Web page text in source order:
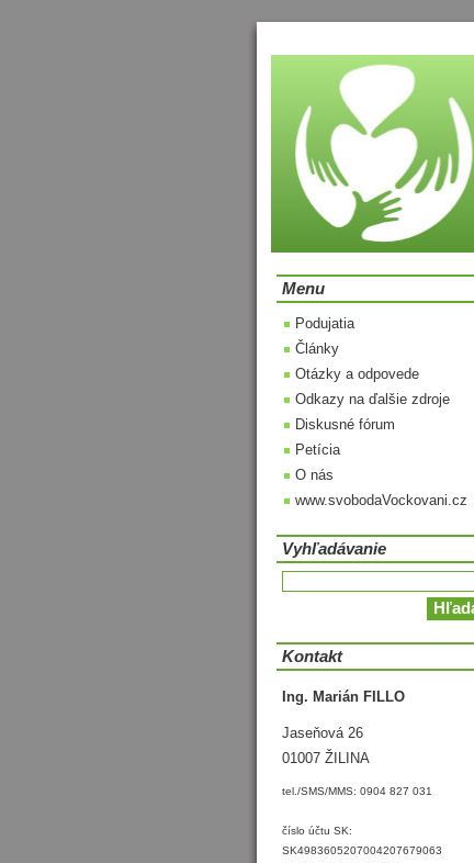
Menu
Podujatia
Články
Otázky a odpovede
Odkazy na ďalšie zdroje
Diskusné fórum
Petícia
O nás
www.svobodaVockovani.cz
Vyhľadávanie
Kontakt
Ing. Marián FILLO
Jaseňová 26
01007 ŽILINA
tel./SMS/MMS: 0904 827 031
číslo účtu SK:
SK4983605207004207679063